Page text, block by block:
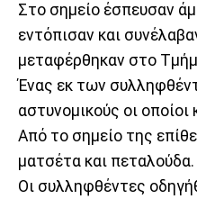
Στο σημείο έσπευσαν
εντόπισαν και
μεταφέρθηκαν στο
Ένας εκ των
αστυνομικούς οι
Από το σημείο της
ματσέτα και πεταλούδα.
Οι συλληφθέντες